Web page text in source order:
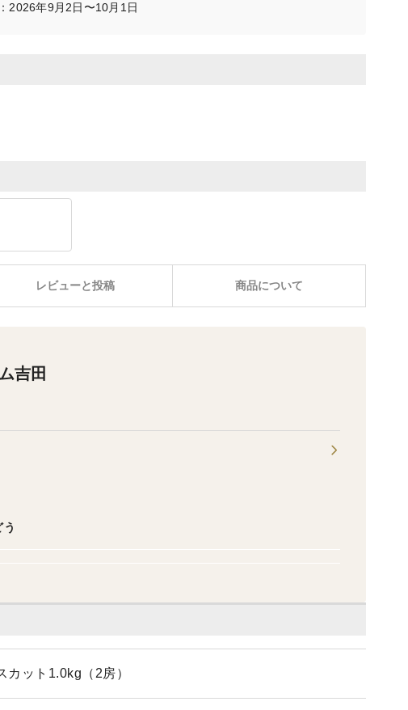
2026年9月2日〜10月1日
レビューと投稿 商品について
カット1.0kg（2房）
吉田